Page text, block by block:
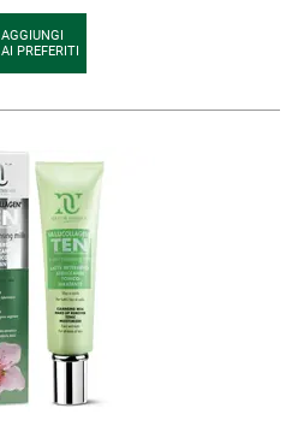
AGGIUNGI
AI PREFERITI